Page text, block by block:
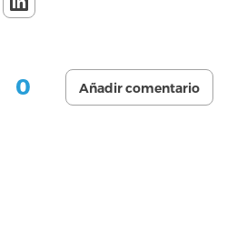
0 Añadir comentario